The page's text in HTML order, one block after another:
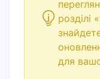
розділі «
для